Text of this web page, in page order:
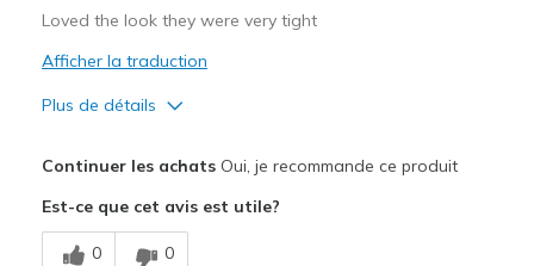
Loved the look they were very tight
Afficher la traduction
Plus de détails
Stylish
Continuer les achatsOui, je recommande ce produit
Est-ce que cet avis est utile?
0 0